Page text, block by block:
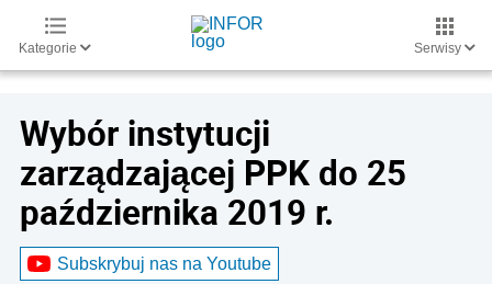
Kategorie Serwisy
Wybór instytucji
zarządzającej PPK do 25
października 2019 r.
Subskrybuj nas na Youtube